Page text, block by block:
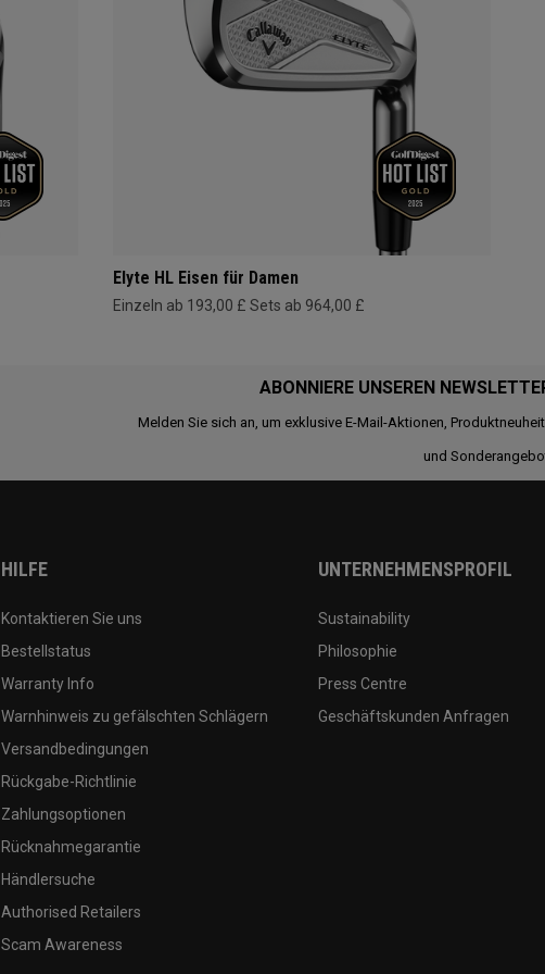
Elyte HL Eisen für Damen
Einzeln ab 193,00 £ Sets ab 964,00 £
ABONNIERE UNSEREN
Melden Sie sich an, um exklusive E-Mail-Aktionen,
und
HILFE
Kontaktieren Sie uns
Bestellstatus
Warranty Info
Warnhinweis zu gefälschten Schlägern
Versandbedingungen
Rückgabe-Richtlinie
Zahlungsoptionen
Rücknahmegarantie
Händlersuche
Authorised Retailers
Scam Awareness
UNTERNEHMENSPROFIL
Sustainability
Philosophie
Press Centre
Geschäftskunden Anfragen